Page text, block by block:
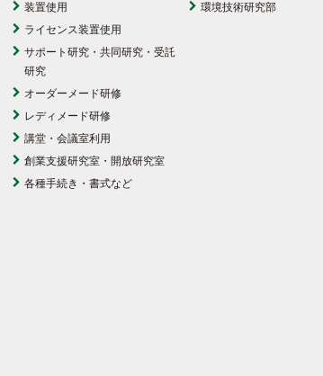
装置使用
ライセンス装置使用
サポート研究・共同研究・受託
研究
オーダーメード研修
レディメード研修
講堂・会議室利用
創業支援研究室・開放研究室
各種手続き・書式など
環境技術研究部